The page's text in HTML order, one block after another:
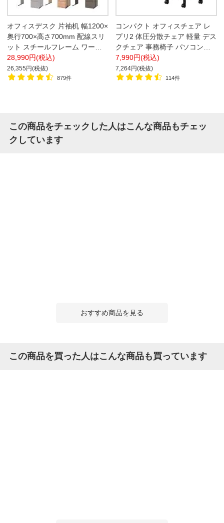
オフィスデスク 片袖机 幅1200×
奥行700×高さ700mm 配線スリ
ット スチールフレーム ワーク
デスク 事務机
28,990円(税込)
26,355円(税抜)
879件
コンパクト オフィスチェア レ
プリ2 体圧分散チェア 軽量 デス
クチェア 事務椅子 パソコンチ
ェア 幅530×奥行560×高さ790
～900mm
7,990円(税込)
7,264円(税抜)
114件
この商品をチェックした人はこんな商品もチェッ
クしています
おすすめ商品を見る
この商品を買った人はこんな商品も買っています